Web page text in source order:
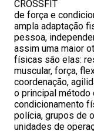
CROSSFIT
de força e
ampla adaptação
pessoa,
assim uma maior
físicas são elas:
muscular, força,
coordenação,
o principal método
condicionamento
polícia, grupos de
unidades de